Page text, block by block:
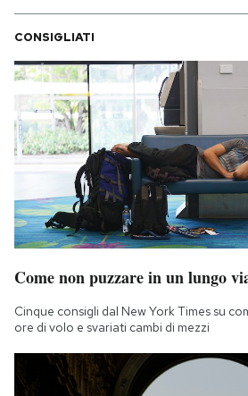
NEWSLETTER
I MIEI PREFERITI
SHOP
CALENDARIO
AREA PERSONALE
Area Personale
Newsletter
Notifiche mobile
Regala il Post
CONSIGLIATI
Come non puzzare in un lungo
Cinque consigli dal New York Times su
ore di volo e svariati cambi di mezzi